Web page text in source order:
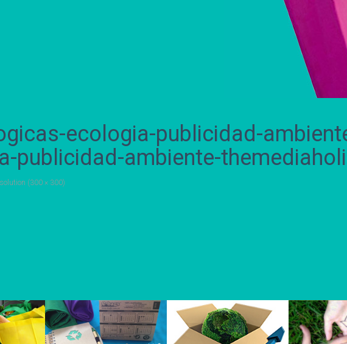
ecologia-publicidad-
publicidad-ambiente-
(300 × 300)